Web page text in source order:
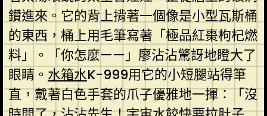
鑽進來。它的背上揹著一個像是小型瓦斯桶
的東西，桶上用毛筆寫著「極品紅棗枸杞燃
料」。「你怎麼——」廖沾沾驚訝地瞪大了
眼睛。 水箱水K-999用它的小短腿站得筆
直，戴著白色手套的爪子優雅地一揮：「沒